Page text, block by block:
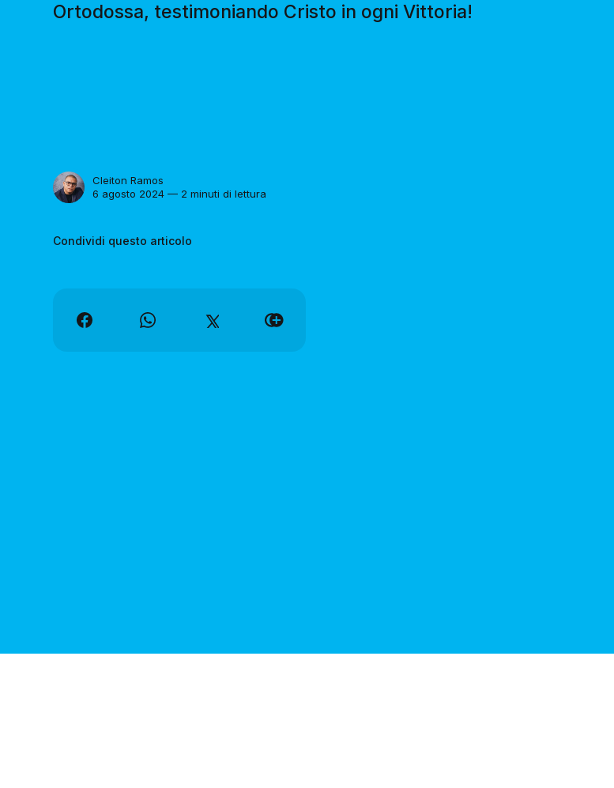
Ortodossa, testimoniando Cristo in ogni Vittoria!
Cleiton Ramos
6 agosto 2024 — 2 minuti di lettura
Condividi questo articolo